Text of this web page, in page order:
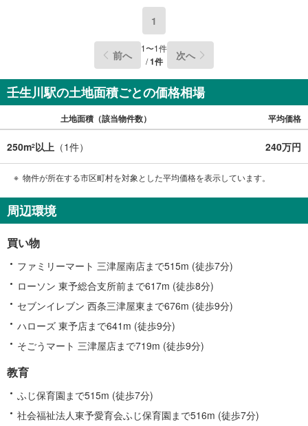
1
前へ 1〜1件
/1件 次へ
壬生川駅の土地面積ごとの価格相場
土地面積（該当物件数） 平均価格
250m2以上 （1件） 240万円
物件が所在する市区町村を対象とした平均価格を表示しています。
周辺環境
買い物
ファミリーマート 三津屋南店まで515m (徒歩7分)
ローソン 東予総合支所前まで617m (徒歩8分)
セブンイレブン 西条三津屋東まで676m (徒歩9分)
ハローズ 東予店まで641m (徒歩9分)
そごうマート 三津屋店まで719m (徒歩9分)
教育
ふじ保育園まで515m (徒歩7分)
社会福祉法人東予愛育会ふじ保育園まで516m (徒歩7分)